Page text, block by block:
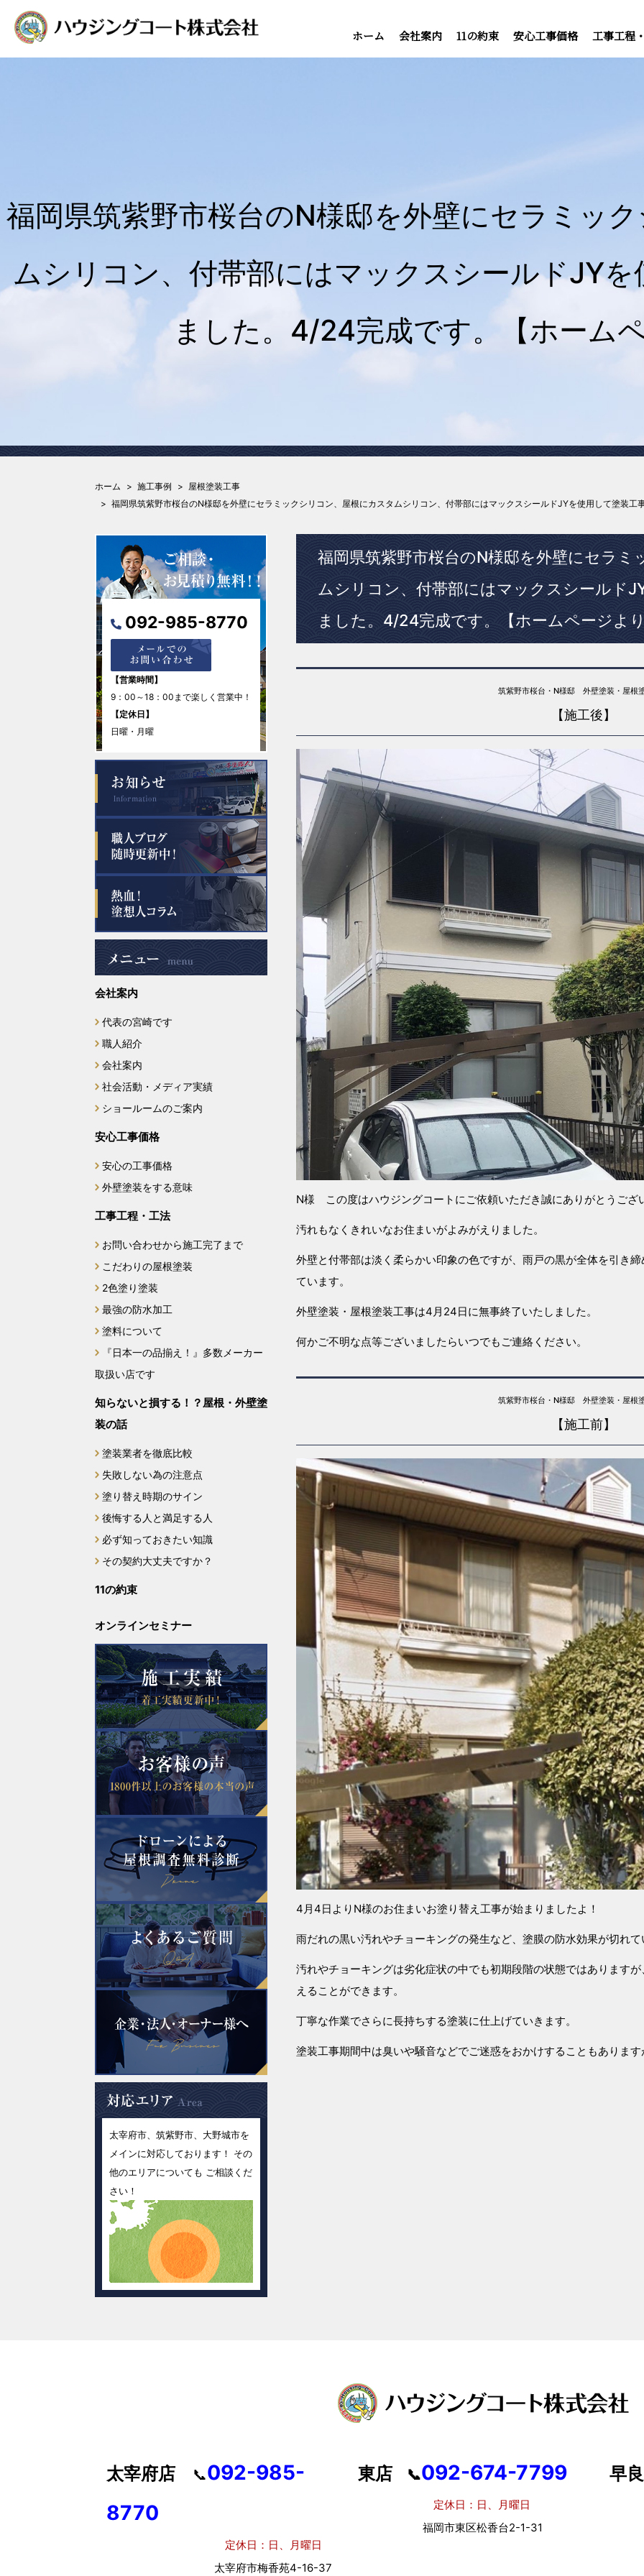
ホーム 会社案内 11の約束 安心工事価格 工事工程
福岡県筑紫野市桜台のN様邸を外壁にセラミッ
ムシリコン、付帯部にはマックスシールドJY
ました。4/24完成です。【ホーム
ホーム 施工事例
屋根塗装工事
福岡県筑紫野市桜台のN様邸を外壁にセラミックシリコン、屋根にカスタムシリコン、付帯部にはマックスシールドJYを使用して塗装
福岡県筑紫野市桜台のN様邸を外壁にセラ
ムシリコン、付帯部にはマックスシールド
ました。4/24完成です。【ホームページよ
筑紫野市桜台・N様邸 外壁塗装・屋根
【施工後】
N様 この度はハウジングコートにご依頼いただき誠にありがとうござ
汚れもなくきれいなお住まいがよみがえりました。
外壁と付帯部は淡く柔らかい印象の色ですが、雨戸の黒が全体を引き
ています。
外壁塗装・屋根塗装工事は4月24日に無事終了いたしました。
何かご不明な点等ございましたらいつでもご連絡ください。
筑紫野市桜台・N様邸 外壁塗装・屋根
【施工前】
4月4日よりN様のお住まいお塗り替え工事が始まりましたよ！
雨だれの黒い汚れやチョーキングの発生など、塗膜の防水効果が切れ
汚れやチョーキングは劣化症状の中でも初期段階の状態ではあります
えることができます。
丁寧な作業でさらに長持ちする塗装に仕上げていきます。
塗装工事期間中は臭いや騒音などでご迷惑をおかけすることもありま
092-985-8770
【営業時間】
9：00～18：00まで楽しく営業中！
【定休日】
日曜・月曜
会社案内
代表の宮崎です
職人紹介
会社案内
社会活動・メディア実績
ショールームのご案内
安心工事価格
安心の工事価格
外壁塗装をする意味
工事工程・工法
お問い合わせから施工完了まで
こだわりの屋根塗装
2色塗り塗装
最強の防水加工
塗料について
『日本一の品揃え！』多数メーカー
取扱い店です
知らないと損する！？屋根・外壁塗
装の話
塗装業者を徹底比較
失敗しない為の注意点
塗り替え時期のサイン
後悔する人と満足する人
必ず知っておきたい知識
その契約大丈夫ですか？
11の約束
オンラインセミナー
太宰府市、筑紫野市、大野城市を
メインに対応しております！ その
他のエリアについても ご相談くだ
さい！
太宰府店 📞092-985-
8770
定休日：日、月曜日
太宰府市梅香苑4-16-37
東店 📞092-674-7799
定休日：日、月曜日
福岡市東区松香台2-1-31
早